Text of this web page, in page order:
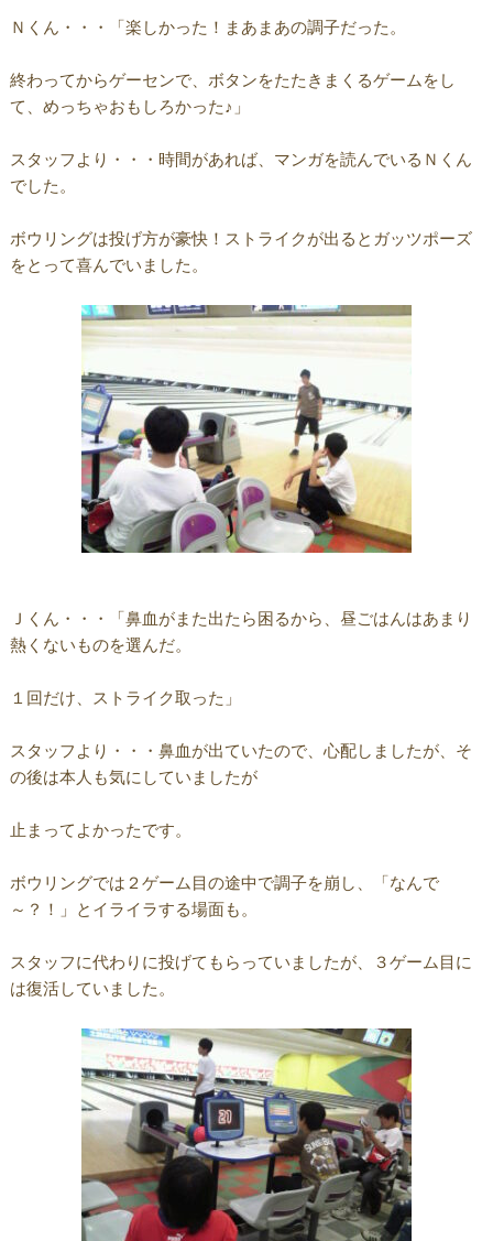
Ｎくん・・・「楽しかった！まあまあの調子だった。
終わってからゲーセンで、ボタンをたたきまくるゲームをし
て、めっちゃおもしろかった♪」
スタッフより・・・時間があれば、マンガを読んでいるＮくん
でした。
ボウリングは投げ方が豪快！ストライクが出るとガッツポーズ
をとって喜んでいました。
Ｊくん・・・「鼻血がまた出たら困るから、昼ごはんはあまり
熱くないものを選んだ。
１回だけ、ストライク取った」
スタッフより・・・鼻血が出ていたので、心配しましたが、そ
の後は本人も気にしていましたが
止まってよかったです。
ボウリングでは２ゲーム目の途中で調子を崩し、「なんで
～？！」とイライラする場面も。
スタッフに代わりに投げてもらっていましたが、３ゲーム目に
は復活していました。